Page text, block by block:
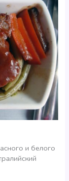
и белого